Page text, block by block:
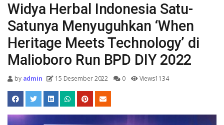
Widya Herbal Indonesia Satu-
Satunya Menyuguhkan ‘When
Heritage Meets Technology’ di
Malioboro Run BPD DIY 2022
byadmin 15 Desember 2022 0 Views1134